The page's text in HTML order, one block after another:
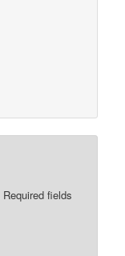
Required fields